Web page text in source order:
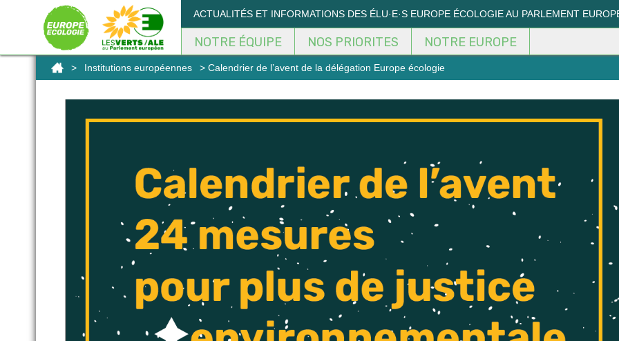
ACTUALITÉS ET INFORMATIONS DES ÉLU·E·S EUROPE ÉCOLOGIE AU PARLEMENT
NOTRE ÉQUIPE NOS PRIORITES NOTRE EUROPE
> Institutions européennes > Calendrier de l’avent de la délégation Europe écologie
Panneau de gestion des cookies